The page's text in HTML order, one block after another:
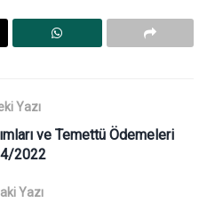
Yazı
ve Temettü Ödemeleri
2022
Yazı